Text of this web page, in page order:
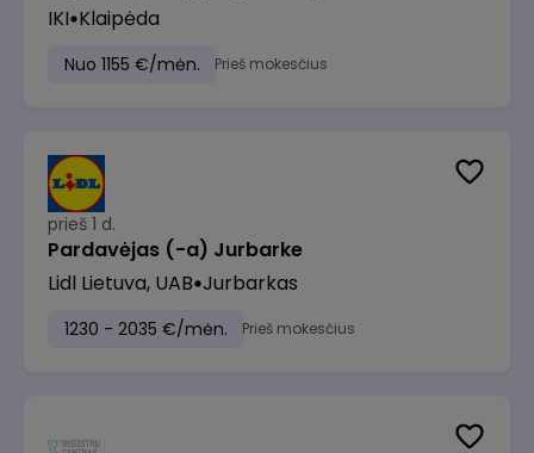
IKI Klaipėda
Nuo 1155 €/mėn. Prieš mokesčius
prieš 1 d.
Pardavėjas (-a) Jurbarke
Lidl Lietuva, UAB Jurbarkas
1230 - 2035 €/mėn. Prieš mokesčius